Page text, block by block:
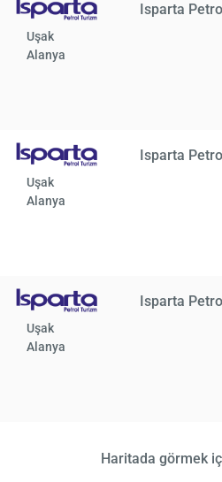
Isparta
Uşak
Alanya
Isparta
Uşak
Alanya
Isparta
Uşak
Alanya
Haritada görmek